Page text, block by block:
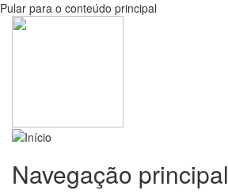
Pular para o conteúdo principal
Navegação principal